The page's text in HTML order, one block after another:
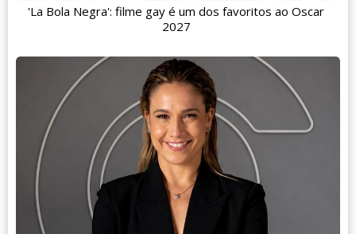
'La Bola Negra': filme gay é um dos favoritos ao Oscar
2027